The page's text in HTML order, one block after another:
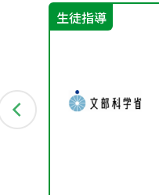
生徒指導